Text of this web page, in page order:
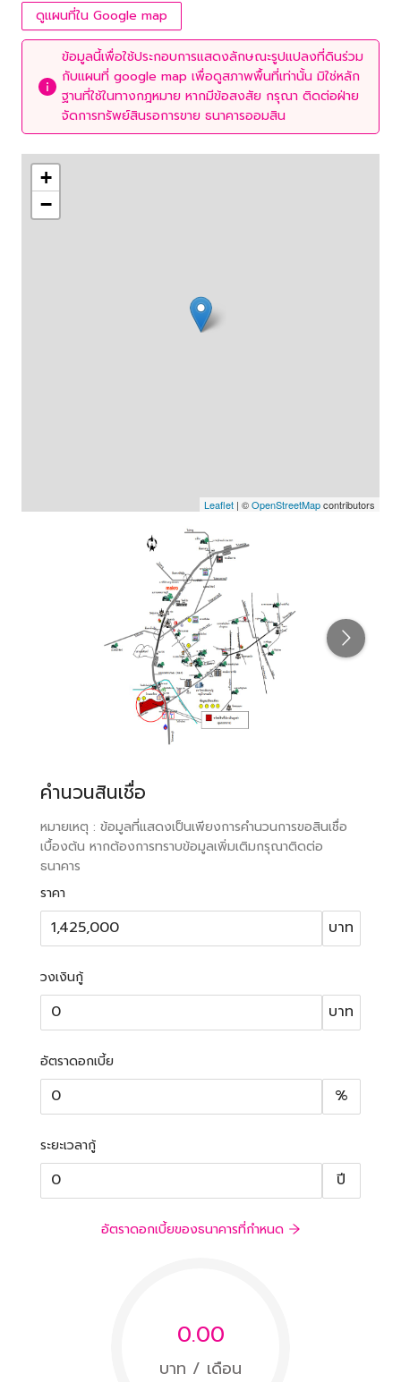
ดูแผนที่ใน Google map
ข้อมูลนี้เพื่อใช้ประกอบการแสดงลักษณะรูปแปลงที่ดินร่วม
กับแผนที่ google map เพื่อดูสภาพพื้นที่เท่านั้น มิใช่หลัก
ฐานที่ใช้ในทางกฎหมาย หากมีข้อสงสัย กรุณา ติดต่อฝ่าย
จัดการทรัพย์สินรอการขาย ธนาคารออมสิน
+
−
Leaflet | ©OpenStreetMapcontributors
คำนวนสินเชื่อ
หมายเหตุ : ข้อมูลที่แสดงเป็นเพียงการคำนวนการขอสินเชื่อ
เบื้องต้น หากต้องการทราบข้อมูลเพิ่มเติมกรุณาติดต่อ
ธนาคาร
ราคา
บาท
วงเงินกู้
บาท
อัตราดอกเบี้ย
%
ระยะเวลากู้
ปี
อัตราดอกเบี้ยของธนาคารที่กำหนด
0.00
บาท / เดือน